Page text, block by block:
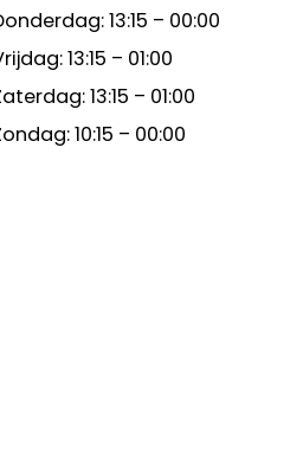
13:15 – 00:00
13:15 – 01:00
13:15 – 01:00
10:15 – 00:00